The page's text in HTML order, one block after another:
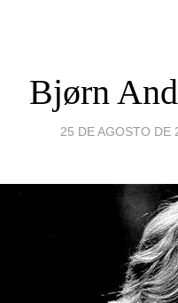
Bjørn
25 DE AGOSTO DE